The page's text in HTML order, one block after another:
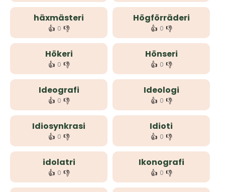
häxmästeri
👍 0 👎
Högförräderi
👍 0 👎
Hökeri
👍 0 👎
Hönseri
👍 0 👎
Ideografi
👍 0 👎
Ideologi
👍 0 👎
Idiosynkrasi
👍 0 👎
Idioti
👍 0 👎
idolatri
👍 0 👎
Ikonografi
👍 0 👎